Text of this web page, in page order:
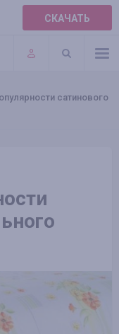
СКАЧАТЬ
сатинового